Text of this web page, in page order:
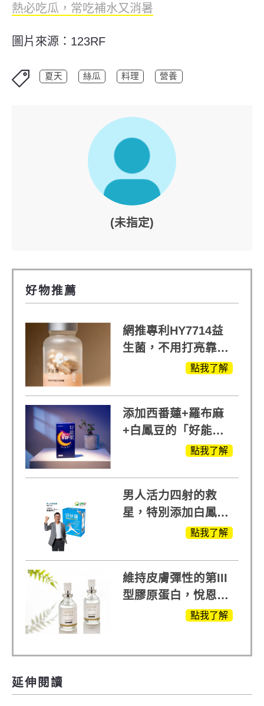
熱必吃瓜，常吃補水又消暑
圖片來源：123RF
夏天 絲瓜 料理 營養
(未指定)
好物推薦
網推專利HY7714益
生菌，不用打亮靠養
點我了解
添加西番蓮+羅布麻
+白鳳豆的「好能
眠」，獨家專利配
點我了解
男人活力四射的救
星，特別添加白鳳豆
萃取 五色瑪卡點我了解
維持皮膚彈性的第III
型膠原蛋白，悅恩詩
給予寶寶般的肌膚感
點我了解
延伸閱讀